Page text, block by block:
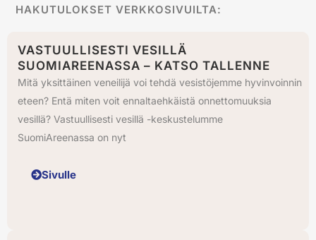
HAKUTULOKSET VERKKOSIVUILTA:
VASTUULLISESTI VESILLÄ
SUOMIAREENASSA – KATSO TALLENNE
Mitä yksittäinen veneilijä voi tehdä vesistöjemme hyvinvoinnin
eteen? Entä miten voit ennaltaehkäistä onnettomuuksia
vesillä? Vastuullisesti vesillä -keskustelumme
SuomiAreenassa on nyt
Sivulle